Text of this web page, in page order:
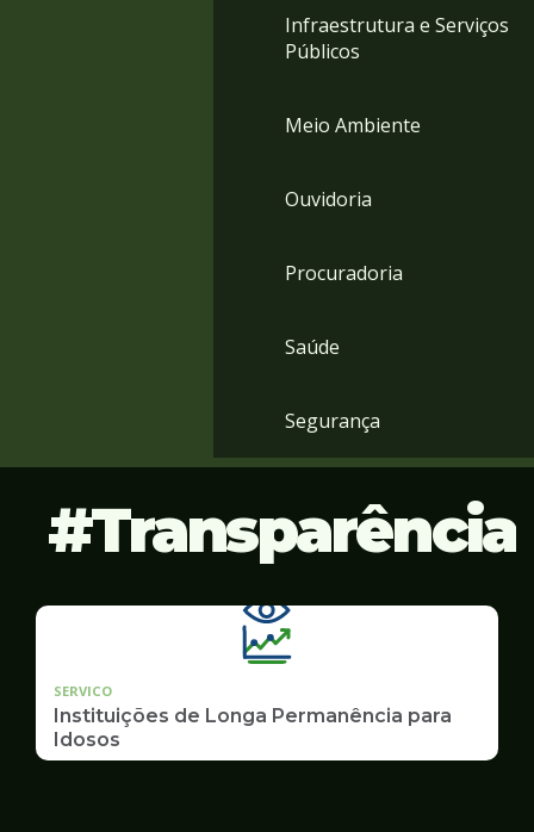
Infraestrutura e Serviços
Públicos
Meio Ambiente
Ouvidoria
Procuradoria
Saúde
Segurança
Transparência
SERVICO
Instituições de Longa Permanência para
Idosos